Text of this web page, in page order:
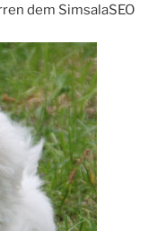
dem SimsalaSEO